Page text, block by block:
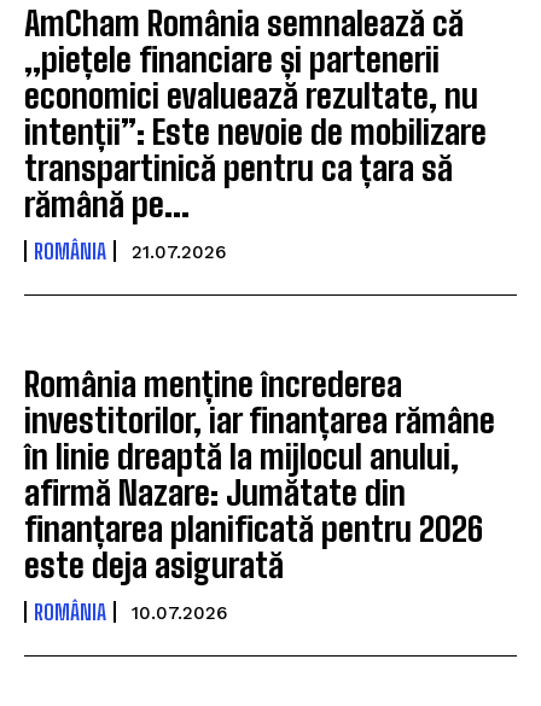
AmCham România semnalează că
„piețele financiare și partenerii
economici evaluează rezultate, nu
intenții”: Este nevoie de mobilizare
transpartinică pentru ca țara să
rămână pe...
ROMÂNIA 21.07.2026
România menține încrederea
investitorilor, iar finanțarea rămâne
în linie dreaptă la mijlocul anului,
afirmă Nazare: Jumătate din
finanțarea planificată pentru 2026
este deja asigurată
ROMÂNIA 10.07.2026